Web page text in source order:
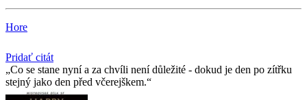
Hore
Pridať citát
Co se stane nyní a za chvíli není důležité - dokud je den po zítřku
stejný jako den před včerejškem.